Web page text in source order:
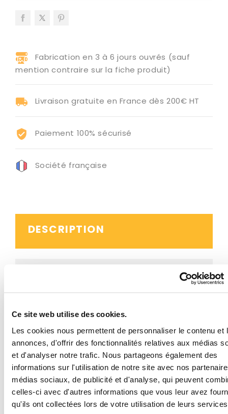
Ce site web utilise des cookies.
Les cookies nous permettent de personnaliser le contenu et
annonces, d'offrir des fonctionnalités relatives aux médias
et d'analyser notre trafic. Nous partageons également des
informations sur l'utilisation de notre site avec nos
médias sociaux, de publicité et d'analyse, qui peuvent
celles-ci avec d'autres informations que vous leur avez
qu'ils ont collectées lors de votre utilisation de leurs
Fabrication en 3 à 6 jours ouvrés (sauf
mention contraire sur la fiche produit)
Livraison gratuite en France dès 200€ HT
Paiement 100% sécurisé
Société française
DESCRIPTION
AVIS CLIENTS
BESOIN D'AIDE ?
Ce panneau routier B6a3 stationnement interdit à tous